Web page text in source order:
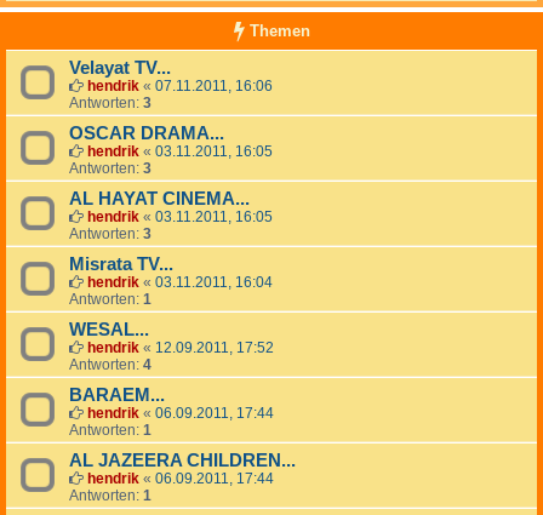
Themen
Velayat TV...
hendrik « 07.11.2011, 16:06
Antworten: 3
OSCAR DRAMA...
hendrik « 03.11.2011, 16:05
Antworten: 3
AL HAYAT CINEMA...
hendrik « 03.11.2011, 16:05
Antworten: 3
Misrata TV...
hendrik « 03.11.2011, 16:04
Antworten: 1
WESAL...
hendrik « 12.09.2011, 17:52
Antworten: 4
BARAEM...
hendrik « 06.09.2011, 17:44
Antworten: 1
AL JAZEERA CHILDREN...
hendrik « 06.09.2011, 17:44
Antworten: 1